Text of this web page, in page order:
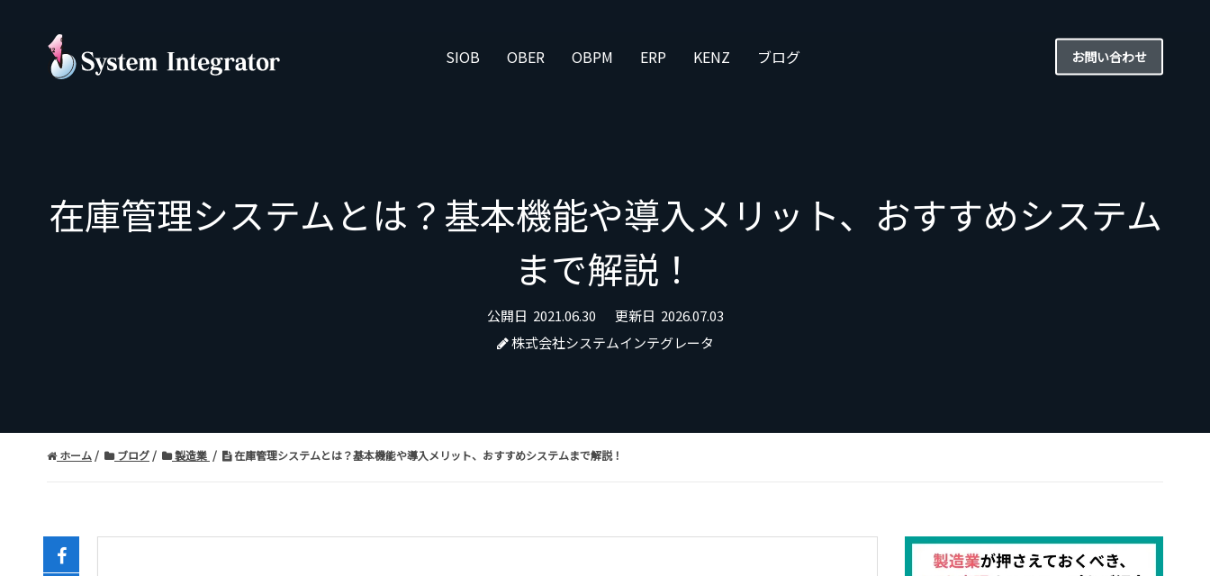
SIOB OBER OBPM ERP KENZ ブログ お問い合わせ
在庫管理システムとは？基本機能や導入メリット、おすすめシステム
まで解説！
公開日 2021.06.30 更新日 2026.07.03
株式会社システムインテグレータ
ホーム ブログ 製造業 在庫管理システムとは？基本機能や導入メリット、おすすめシステムまで解説！